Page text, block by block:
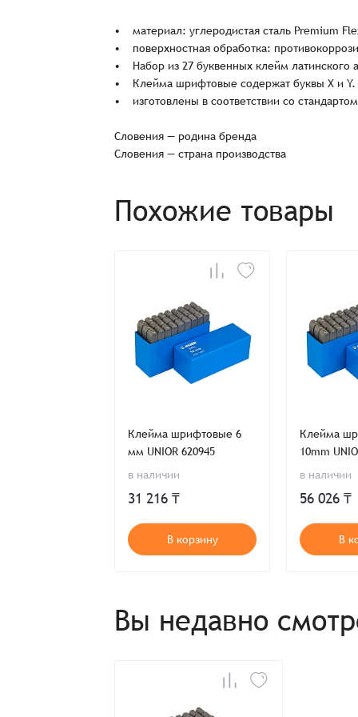
Имя*
Отправить заявку
Заказ успешно
Наименование
Детали заказа
Способ оплаты:
Итого:
• материал: углеродистая сталь Premium
• поверхностная обработка:
• Набор из 27 буквенных клейм латинского
• Клейма шрифтовые содержат буквы X и Y.
• изготовлены в соответствии со стандартом
Словения — родина бренда
Словения — страна производства
Похожие товары
Клейма шрифтовые 6
мм UNIOR 620945
в наличии
31 216 ₸
В корзину
Клейма
10mm
в наличии
56 026 ₸
В
Вы недавно